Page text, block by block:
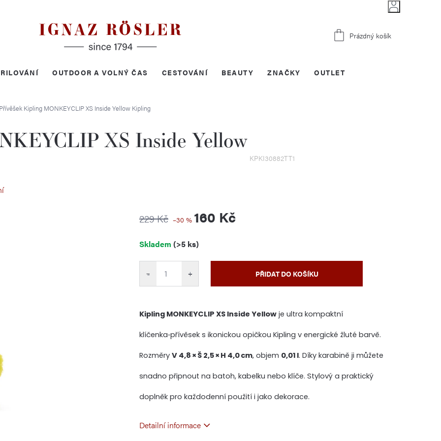
Nákupní
Prázdný košík
OUTDOOR A VOLNÝ ČAS CESTOVÁNÍ BEAUTY OUTLET
ZNAČKY
Přívěšek Kipling MONKEYCLIP XS Inside Yellow Kipling
XS Inside Yellow
KPKI30882TT1
229 Kč –30 % 160 Kč
cena:
Skladem (>5 ks)
+
− PŘIDAT DO KOŠÍKU
Kipling MONKEYCLIP XS Inside Yellow je ultra kompaktní
klíčenka‑přívěsek s ikonickou opičkou Kipling v energické žluté barvě.
Rozměry V 4,8 × Š 2,5 × H 4,0 cm, objem 0,01 l. Díky karabině ji můžete
snadno připnout na batoh, kabelku nebo klíče. Stylový a praktický
doplněk pro každodenní použití i jako dekorace.
Detailní informace